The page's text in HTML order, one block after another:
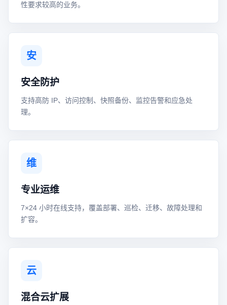
性要求较高的业务。
安
安全防护
支持高防 IP、访问控制、快照备份、监控告警和应急处
理。
维
专业运维
7×24 小时在线支持，覆盖部署、巡检、迁移、故障处理和
扩容。
云
混合云扩展